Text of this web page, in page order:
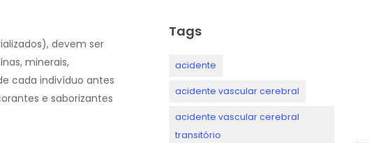
devem ser
minerais,
cada indivíduo antes
e saborizantes
Tags
acidente
acidente vascular cerebral
acidente vascular cerebral
transitório